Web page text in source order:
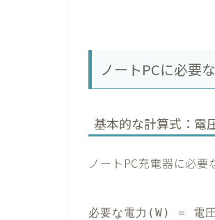
ノートPCに必要
基本的な計算式：電
ノートPC充電器に必要
必要な電力(W) =